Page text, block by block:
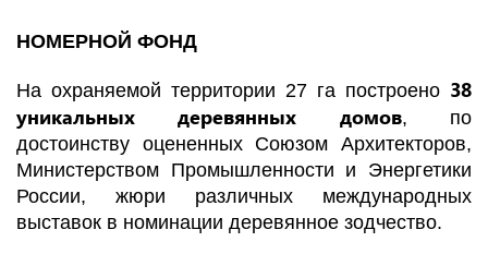
НОМЕРНОЙ ФОНД
На охраняемой территории 27 га построено 38
уникальных деревянных домов, по
достоинству оцененных Союзом Архитекторов,
Министерством Промышленности и Энергетики
России, жюри различных международных
выставок в номинации деревянное зодчество.